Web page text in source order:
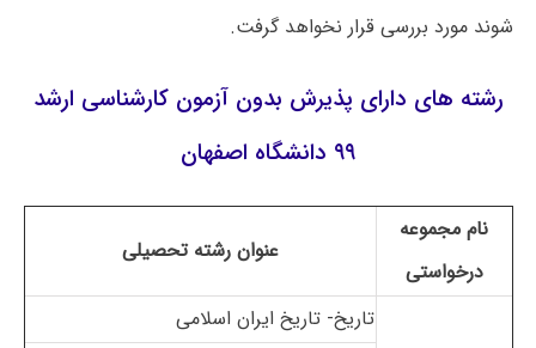
شوند مورد بررسی قرار نخواهد گرفت.
رشته های دارای پذیرش بدون آزمون کارشناسی ارشد
۹۹ دانشگاه اصفهان
نام مجموعه
درخواستی
عنوان رشته تحصیلی
تاریخ- تاریخ ایران اسلامی